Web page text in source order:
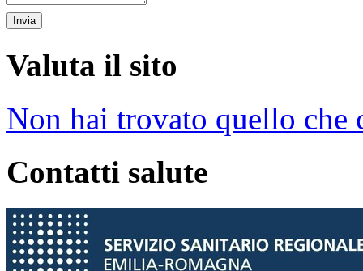
Valuta il sito
Non hai trovato quello che
Contatti salute